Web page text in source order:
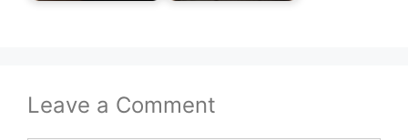
Leave a Comment